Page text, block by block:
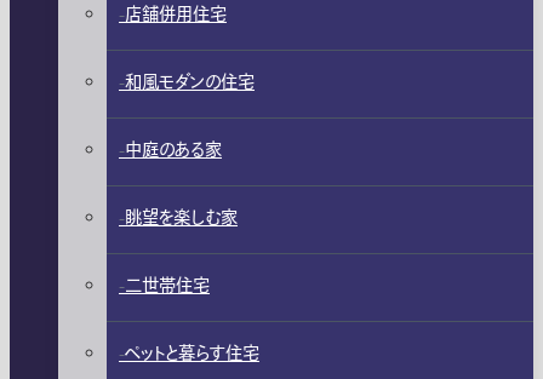
店舗併用住宅
和風モダンの住宅
中庭のある家
眺望を楽しむ家
二世帯住宅
ペットと暮らす住宅